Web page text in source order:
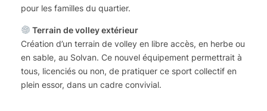
pour les familles du quartier.
Terrain de volley extérieur
Création d’un terrain de volley en libre accès, en herbe ou
en sable, au Solvan. Ce nouvel équipement permettrait à
tous, licenciés ou non, de pratiquer ce sport collectif en
plein essor, dans un cadre convivial.